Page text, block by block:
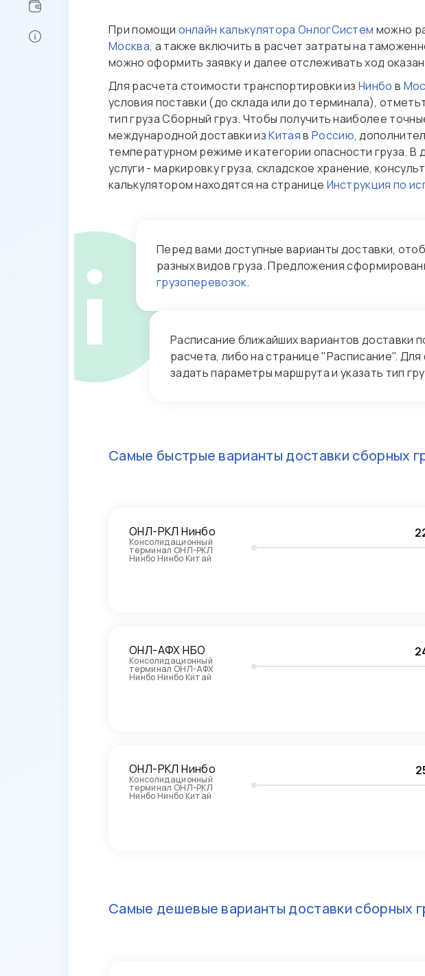
При помощи онлайн калькулятора ОнлогСистем можно
Москва, а также включить в расчет затраты на
можно оформить заявку и далее отслеживать ход
Для расчета стоимости транспортировки изНинбо в
условия поставки (до склада или до терминала),
тип груза Сборный груз. Чтобы получить наиболее
международной доставки изКитаяв Россию,
температурном режиме и категории опасности груза.
услуги - маркировку груза, складское хранение,
калькулятором находятся на странице Инструкция по
Перед вами доступные варианты доставки,
разных видов груза. Предложения
грузоперевозок.
Расписание ближайших вариантов доставки
расчета, либо на странице "Расписание".
задать параметры маршрута и указать тип
Самые быстрые варианты доставки сборных
ОНЛ-РКЛ Нинбо
Консолидационный
терминал ОНЛ-РКЛ
Нинбо Нинбо Китай
ОНЛ-АФХ НБО
Консолидационный
терминал ОНЛ-АФХ
Нинбо Нинбо Китай
ОНЛ-РКЛ Нинбо
Консолидационный
терминал ОНЛ-РКЛ
Нинбо Нинбо Китай
Самые дешевые варианты доставки сборных